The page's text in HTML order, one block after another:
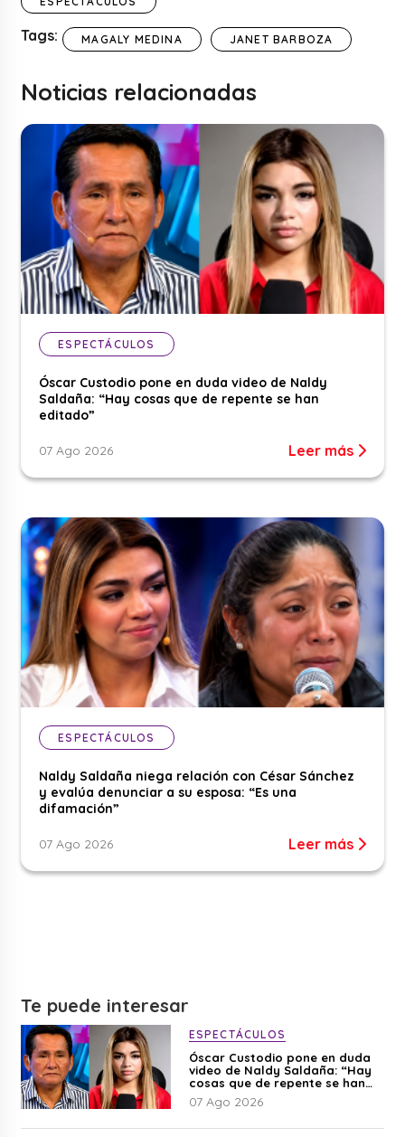
Tags: MAGALY MEDINA JANET BARBOZA
Noticias relacionadas
ESPECTÁCULOS
Óscar Custodio pone en duda video de Naldy
Saldaña: “Hay cosas que de repente se han
editado”
07 Ago 2026 Leer más
ESPECTÁCULOS
Naldy Saldaña niega relación con César Sánchez
y evalúa denunciar a su esposa: “Es una
difamación”
07 Ago 2026 Leer más
Te puede interesar
ESPECTÁCULOS
Óscar Custodio pone en duda
video de Naldy Saldaña: “Hay
cosas que de repente se han
editado”
07 Ago 2026